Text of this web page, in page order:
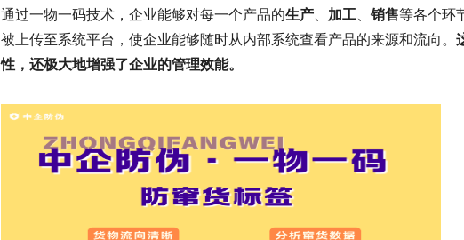
通过一物一码技术，企业能够对每一个产品的生产 加工 、销售等各个环
被上传至系统平台，使企业能够随时从内部系统查看产品的来源和流向。
性，还极大地增强了企业的管理效能。